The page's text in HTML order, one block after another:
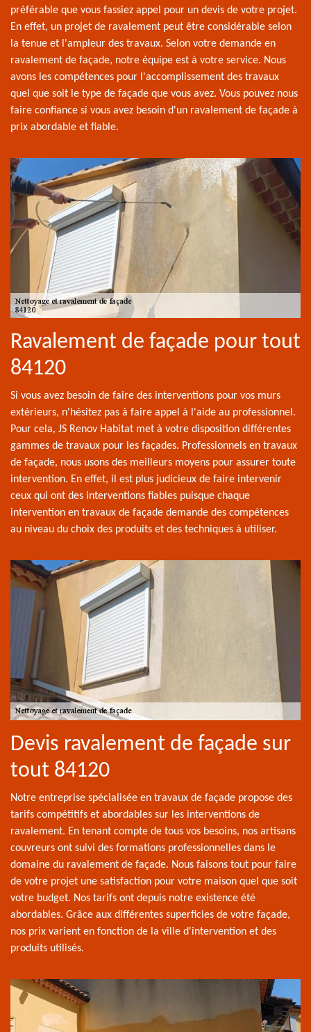
préférable que vous fassiez appel pour un devis de votre projet.
En effet, un projet de ravalement peut être considérable selon
la tenue et l'ampleur des travaux. Selon votre demande en
ravalement de façade, notre équipe est à votre service. Nous
avons les compétences pour l'accomplissement des travaux
quel que soit le type de façade que vous avez. Vous pouvez nous
faire confiance si vous avez besoin d'un ravalement de façade à
prix abordable et fiable.
Ravalement de façade pour tout
84120
Si vous avez besoin de faire des interventions pour vos murs
extérieurs, n'hésitez pas à faire appel à l'aide au professionnel.
Pour cela, JS Renov Habitat met à votre disposition différentes
gammes de travaux pour les façades. Professionnels en travaux
de façade, nous usons des meilleurs moyens pour assurer toute
intervention. En effet, il est plus judicieux de faire intervenir
ceux qui ont des interventions fiables puisque chaque
intervention en travaux de façade demande des compétences
au niveau du choix des produits et des techniques à utiliser.
Devis ravalement de façade sur
tout 84120
Notre entreprise spécialisée en travaux de façade propose des
tarifs compétitifs et abordables sur les interventions de
ravalement. En tenant compte de tous vos besoins, nos artisans
couvreurs ont suivi des formations professionnelles dans le
domaine du ravalement de façade. Nous faisons tout pour faire
de votre projet une satisfaction pour votre maison quel que soit
votre budget. Nos tarifs ont depuis notre existence été
abordables. Grâce aux différentes superficies de votre façade,
nos prix varient en fonction de la ville d'intervention et des
produits utilisés.